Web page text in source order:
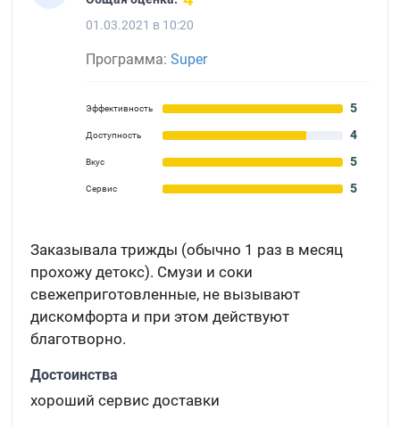
01.03.2021 в 10:20
Программа: Super
Эффективность 5
Доступность 4
Вкус 5
Сервис 5
Заказывала трижды (обычно 1 раз в месяц
прохожу детокс). Смузи и соки
свежеприготовленные, не вызывают
дискомфорта и при этом действуют
благотворно.
Достоинства
хороший сервис доставки